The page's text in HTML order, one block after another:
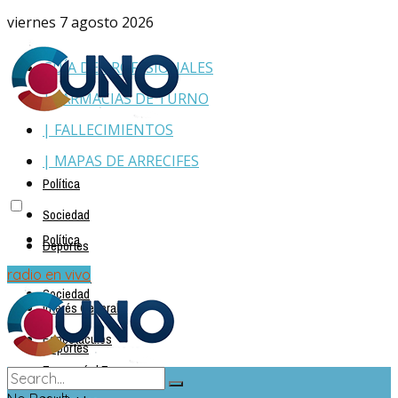
viernes 7 agosto 2026
GUÍA DE PROFESIONALES
| FARMACIAS DE TURNO
| FALLECIMIENTOS
| MAPAS DE ARRECIFES
Política
Sociedad
Deportes
Policiales
Interés General
Espectáculos
Economía | Empresas
Política
Sociedad
Deportes
radio en vivo